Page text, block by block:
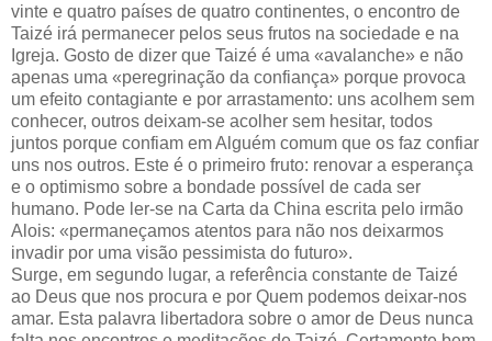
vinte e quatro países de quatro continentes, o encontro de
Taizé irá permanecer pelos seus frutos na sociedade e na
Igreja. Gosto de dizer que Taizé é uma «avalanche» e não
apenas uma «peregrinação da confiança» porque provoca
um efeito contagiante e por arrastamento: uns acolhem sem
conhecer, outros deixam-se acolher sem hesitar, todos
juntos porque confiam em Alguém comum que os faz confiar
uns nos outros. Este é o primeiro fruto: renovar a esperança
e o optimismo sobre a bondade possível de cada ser
humano. Pode ler-se na Carta da China escrita pelo irmão
Alois: «permaneçamos atentos para não nos deixarmos
invadir por uma visão pessimista do futuro».
Surge, em segundo lugar, a referência constante de Taizé
ao Deus que nos procura e por Quem podemos deixar-nos
amar. Esta palavra libertadora sobre o amor de Deus nunca